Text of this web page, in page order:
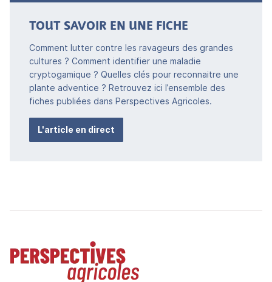
TOUT SAVOIR EN UNE FICHE
Comment lutter contre les ravageurs des grandes
cultures ? Comment identifier une maladie
cryptogamique ? Quelles clés pour reconnaitre une
plante adventice ? Retrouvez ici l’ensemble des
fiches publiées dans Perspectives Agricoles.
L'article en direct